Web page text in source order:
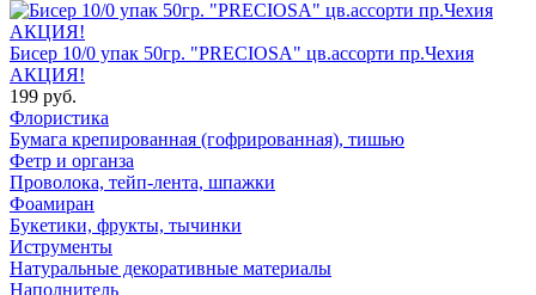
Бисер 10/0 упак 50гр. "PRECIOSA" цв.ассорти пр.Чехия
АКЦИЯ!
199 руб.
Флористика
Бумага крепированная (гофрированная), тишью
Фетр и органза
Проволока, тейп-лента, шпажки
Фоамиран
Букетики, фрукты, тычинки
Иструменты
Натуральные декоративные материалы
Наполнитель